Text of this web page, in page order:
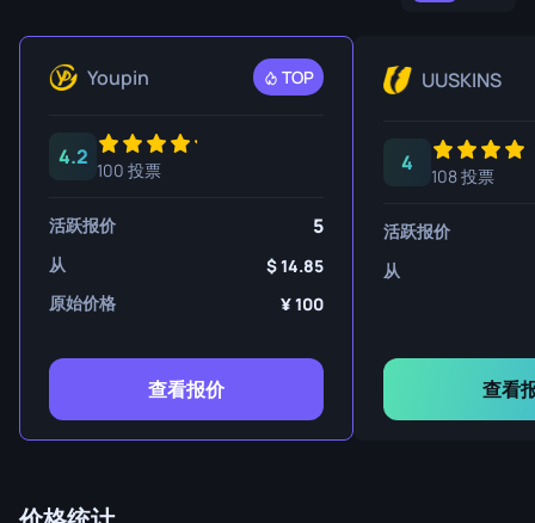
Youpin TOP
4.2
100 投票
活跃报价 5
从
14.85
原始价格
100
查看报价
UUSKINS
4
108 投票
活跃报价
从
查看